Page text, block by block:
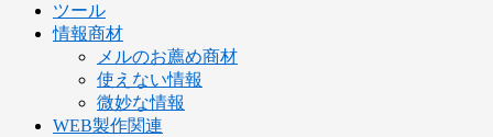
ツール
情報商材
メルのお薦め商材
使えない情報
微妙な情報
WEB製作関連